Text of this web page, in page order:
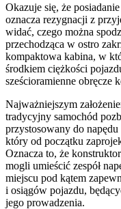
Okazuje się, że
oznacza rezygnacji z
widać, czego można
przechodząca w ostro
kompaktowa kabina, w
środkiem ciężkości
sześcioramienne obręcze
Najważniejszym
tradycyjny samochód
przystosowany do
który od początku
Oznacza to, że
mogli umieścić zespół
miejscu pod kątem
i osiągów pojazdu,
jego prowadzenia.